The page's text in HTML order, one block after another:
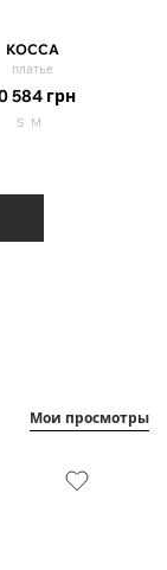
KOCCA
платье
584 грн
S M
Мои просмотры